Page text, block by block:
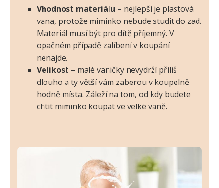
Vhodnost materiálu – nejlepší je plastová
vana, protože miminko nebude studit do zad.
Materiál musí být pro dítě příjemný. V
opačném případě zalíbení v koupání
nenajde.
Velikost – malé vaničky nevydrží příliš
dlouho a ty větší vám zaberou v koupelně
hodně místa. Záleží na tom, od kdy budete
chtít miminko koupat ve velké vaně.